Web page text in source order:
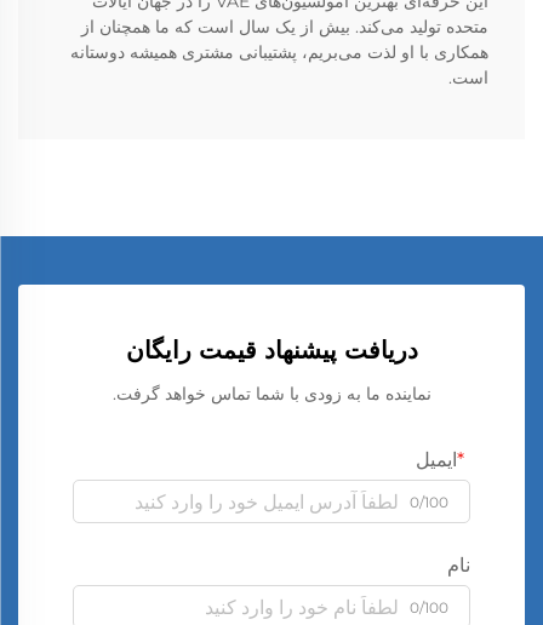
متحده تولید می‌کند. بیش از یک سال است که ما همچنان از
همکاری با او لذت می‌بریم، پشتیبانی مشتری همیشه دوستانه
است.
دریافت پیشنهاد قیمت رایگان
نماینده ما به زودی با شما تماس خواهد گرفت.
ایمیل
0/100
نام
0/100